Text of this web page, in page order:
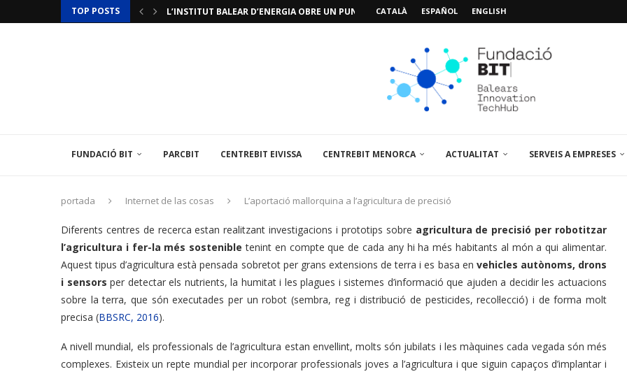
TOP POSTS
L’INSTITUT BALEAR D’ENERGIA OBRE UN PUNT D’ASSESSORAMENT TEMPORAL...
CATALÀ ESPAÑOL ENGLISH
FUNDACIÓ BIT PARCBIT CENTREBIT EIVISSA CENTREBIT MENORCA ACTUALITAT SERVEIS A EMPRESES
portada Internet de las cosas L’aportació mallorquina a l’agricultura de precisió
Diferents centres de recerca estan realitzant investigacions i prototips sobre agricultura de precisió per robotitzar
l’agricultura i fer-la més sostenible tenint en compte que de cada any hi ha més habitants al món a qui alimentar.
Aquest tipus d’agricultura està pensada sobretot per grans extensions de terra i es basa en vehicles autònoms, drons
i sensors per detectar els nutrients, la humitat i les plagues i sistemes d’informació que ajuden a decidir les actuacions
sobre la terra, que són executades per un robot (sembra, reg i distribució de pesticides, recol·lecció) i de forma molt
precisa (BBSRC, 2016).
A nivell mundial, els professionals de l’agricultura estan envellint, molts són jubilats i les màquines cada vegada són més
complexes. Existeix un repte mundial per incorporar professionals joves a l’agricultura i que siguin capaços d’implantar i